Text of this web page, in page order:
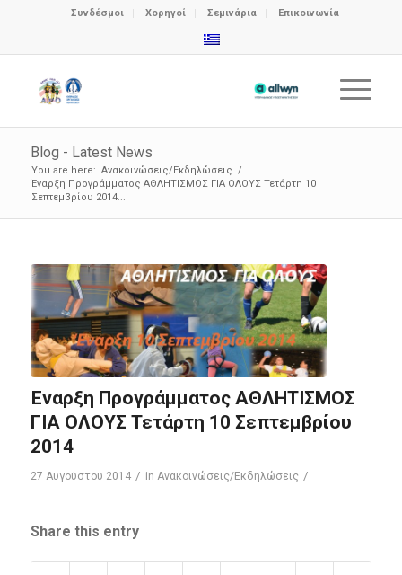
Συνδέσμοι Χορηγοί Σεμινάρια Επικοινωνία
Blog - Latest News
You are here: Ανακοινώσεις/Εκδηλώσεις /
Έναρξη Προγράμματος ΑΘΛΗΤΙΣΜΟΣ ΓΙΑ ΟΛΟΥΣ Τετάρτη 10
Σεπτεμβρίου 2014...
Έναρξη Προγράμματος ΑΘΛΗΤΙΣΜΟΣ
ΓΙΑ ΟΛΟΥΣ Τετάρτη 10 Σεπτεμβρίου
2014
27 Αυγούστου 2014 / in Ανακοινώσεις/Εκδηλώσεις /
Share this entry